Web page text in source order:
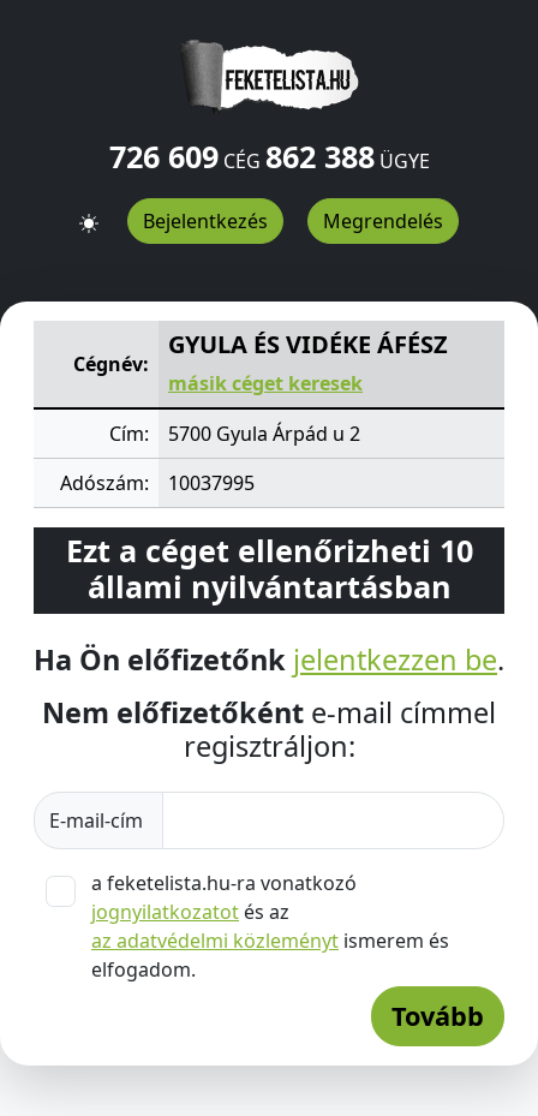
726 609CÉG 862 388ÜGYE
Bejelentkezés Megrendelés
GYULA ÉS VIDÉKE ÁFÉSZ Árpád u 2 Gyula5700
Cégnév:
GYULA ÉS VIDÉKE ÁFÉSZ
másik céget keresek
Cím:
5700 Gyula Árpád u 2
Adószám:
10037995
Ezt a céget ellenőrizheti 10
állami nyilvántartásban
Ha Ön előfizetőnk jelentkezzen be.
Nem előfizetőként e-mail címmel
regisztráljon:
E-mail-cím
a feketelista.hu-ra vonatkozó
jognyilatkozatot és az
az adatvédelmi közleményt ismerem és
elfogadom.
Tovább